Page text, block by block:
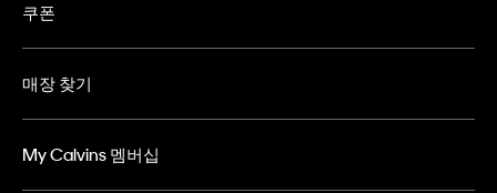
쿠폰
매장 찾기
My Calvins 멤버십